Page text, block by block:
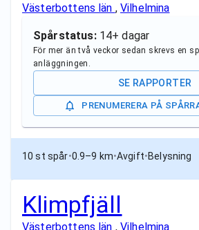
Västerbottens län , Vilhelmina
Spårstatus: 14+ dagar
För mer än två veckor sedan skrevs en
anläggningen.
SE RAPPORTER
PRENUMERERA PÅ
10 st spår•0.9–9 km•Avgift•Belysning
Klimpfjäll
Västerbottens län , Vilhelmina